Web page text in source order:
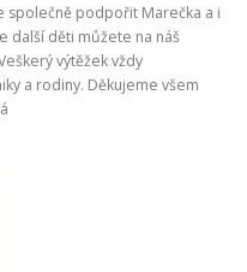
společně podpořit Marečka a i
další děti můžete na náš
výtěžek vždy
a rodiny. Děkujeme všem